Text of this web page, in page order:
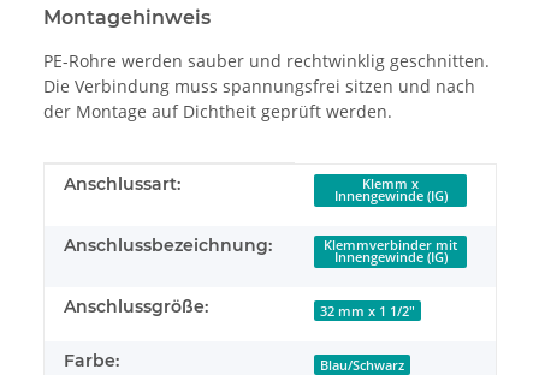
Montagehinweis
PE-Rohre werden sauber und rechtwinklig geschnitten.
Die Verbindung muss spannungsfrei sitzen und nach
der Montage auf Dichtheit geprüft werden.
Produkteigenschaft
Wert
Anschlussart: Klemm x
Innengewinde (IG)
Anschlussbezeichnung: Klemmverbinder mit
Innengewinde (IG)
Anschlussgröße: 32 mm x 1 1/2"
Farbe: Blau/Schwarz